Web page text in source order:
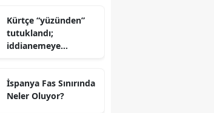
Kürtçe “yüzünden”
tutuklandı;
iddianemeye
İspanya Fas Sınırında
Neler Oluyor?